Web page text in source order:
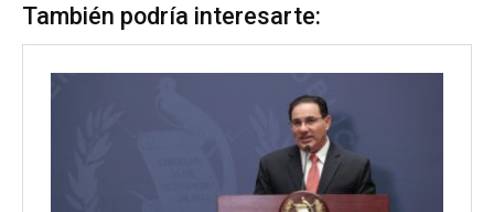
También podría interesarte: